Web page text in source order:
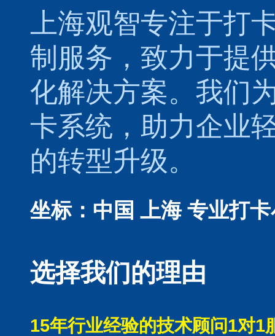
上海观智专注于打
制服务，致力于提
化解决方案。我们
卡系统，助力企业
的转型升级。
坐标：中国 上海 专业打
选择我们的理由
15年行业经验的技术顾问1对1